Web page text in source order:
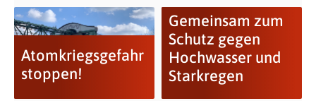
Atomkriegsgefahr
stoppen!
Gemeinsam zum
Schutz gegen
Hochwasser und
Starkregen